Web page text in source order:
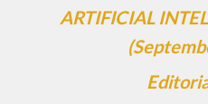
ARTIFICIAL